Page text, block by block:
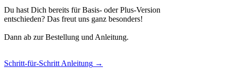
Du hast Dich bereits für Basis- oder Plus-Version
entschieden? Das freut uns ganz besonders!
Dann ab zur Bestellung und Anleitung.
Schritt-für-Schritt Anleitung →